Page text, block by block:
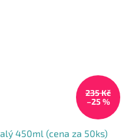
235 Kč
–25 %
450ml (cena za 50ks)